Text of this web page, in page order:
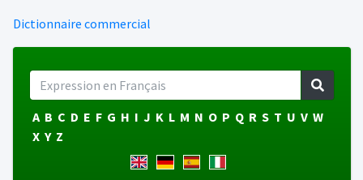
Dictionnaire commercial
A B C D E F G H I J K L M N O P Q R S T U V W
X Y Z